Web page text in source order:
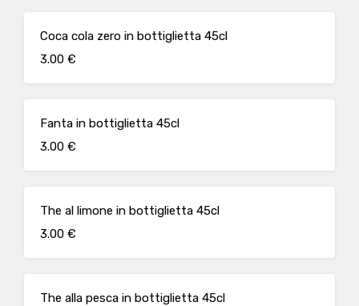
Coca cola zero in bottiglietta 45cl
3.00 €
Fanta in bottiglietta 45cl
3.00 €
The al limone in bottiglietta 45cl
3.00 €
The alla pesca in bottiglietta 45cl